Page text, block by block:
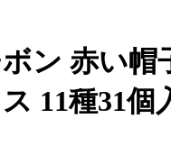
ン 赤い帽
11種31個